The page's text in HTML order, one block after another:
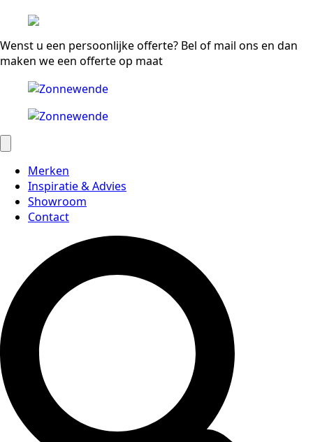
Wenst u een persoonlijke offerte? Bel of mail ons en dan
maken we een offerte op maat
Merken
Inspiratie & Advies
Showroom
Contact